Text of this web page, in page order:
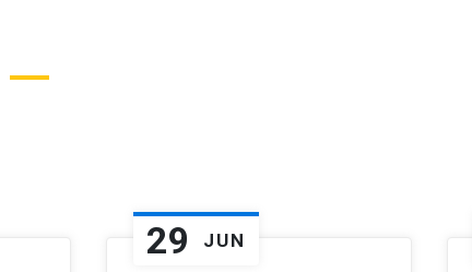
29 JUN